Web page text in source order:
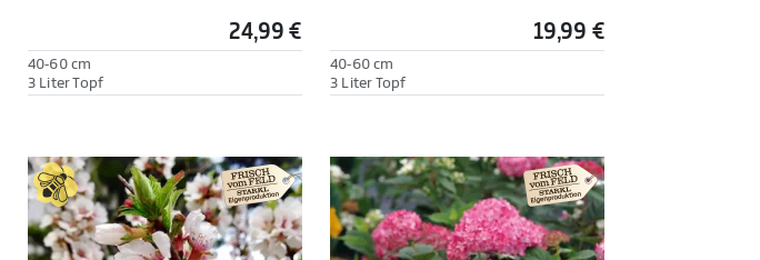
24,99 €
40-60 cm
3 Liter Topf
19,99 €
40-60 cm
3 Liter Topf